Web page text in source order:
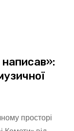
написав»:
просторі